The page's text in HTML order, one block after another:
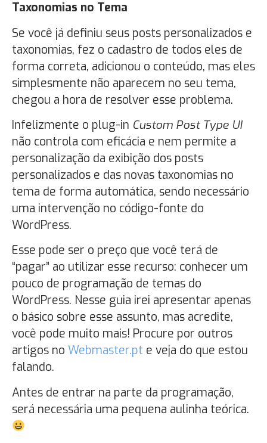
Taxonomias no Tema
Se você já definiu seus posts personalizados e
taxonomias, fez o cadastro de todos eles de
forma correta, adicionou o conteúdo, mas eles
simplesmente não aparecem no seu tema,
chegou a hora de resolver esse problema.
Infelizmente o plug-in Custom Post Type UI
não controla com eficácia e nem permite a
personalização da exibição dos posts
personalizados e das novas taxonomias no
tema de forma automática, sendo necessário
uma intervenção no código-fonte do
WordPress.
Esse pode ser o preço que você terá de
“pagar” ao utilizar esse recurso: conhecer um
pouco de programação de temas do
WordPress. Nesse guia irei apresentar apenas
o básico sobre esse assunto, mas acredite,
você pode muito mais! Procure por outros
artigos no Webmaster.pt e veja do que estou
falando.
Antes de entrar na parte da programação,
será necessária uma pequena aulinha teórica.